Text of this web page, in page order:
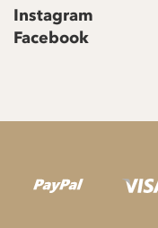
Instagram
Facebook